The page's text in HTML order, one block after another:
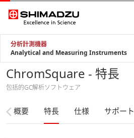
分析計測機器
Analytical and Measuring Instruments
ChromSquare - 特長
包括的GC解析ソフトウェア
概要 特長 仕様 サポート